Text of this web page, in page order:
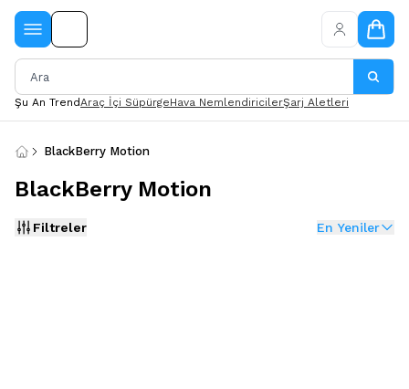
Şu An TrendAraç İçi SüpürgeHava NemlendiricilerŞarj Aletleri
BlackBerry Motion
BlackBerry Motion
Filtreler En Yeniler